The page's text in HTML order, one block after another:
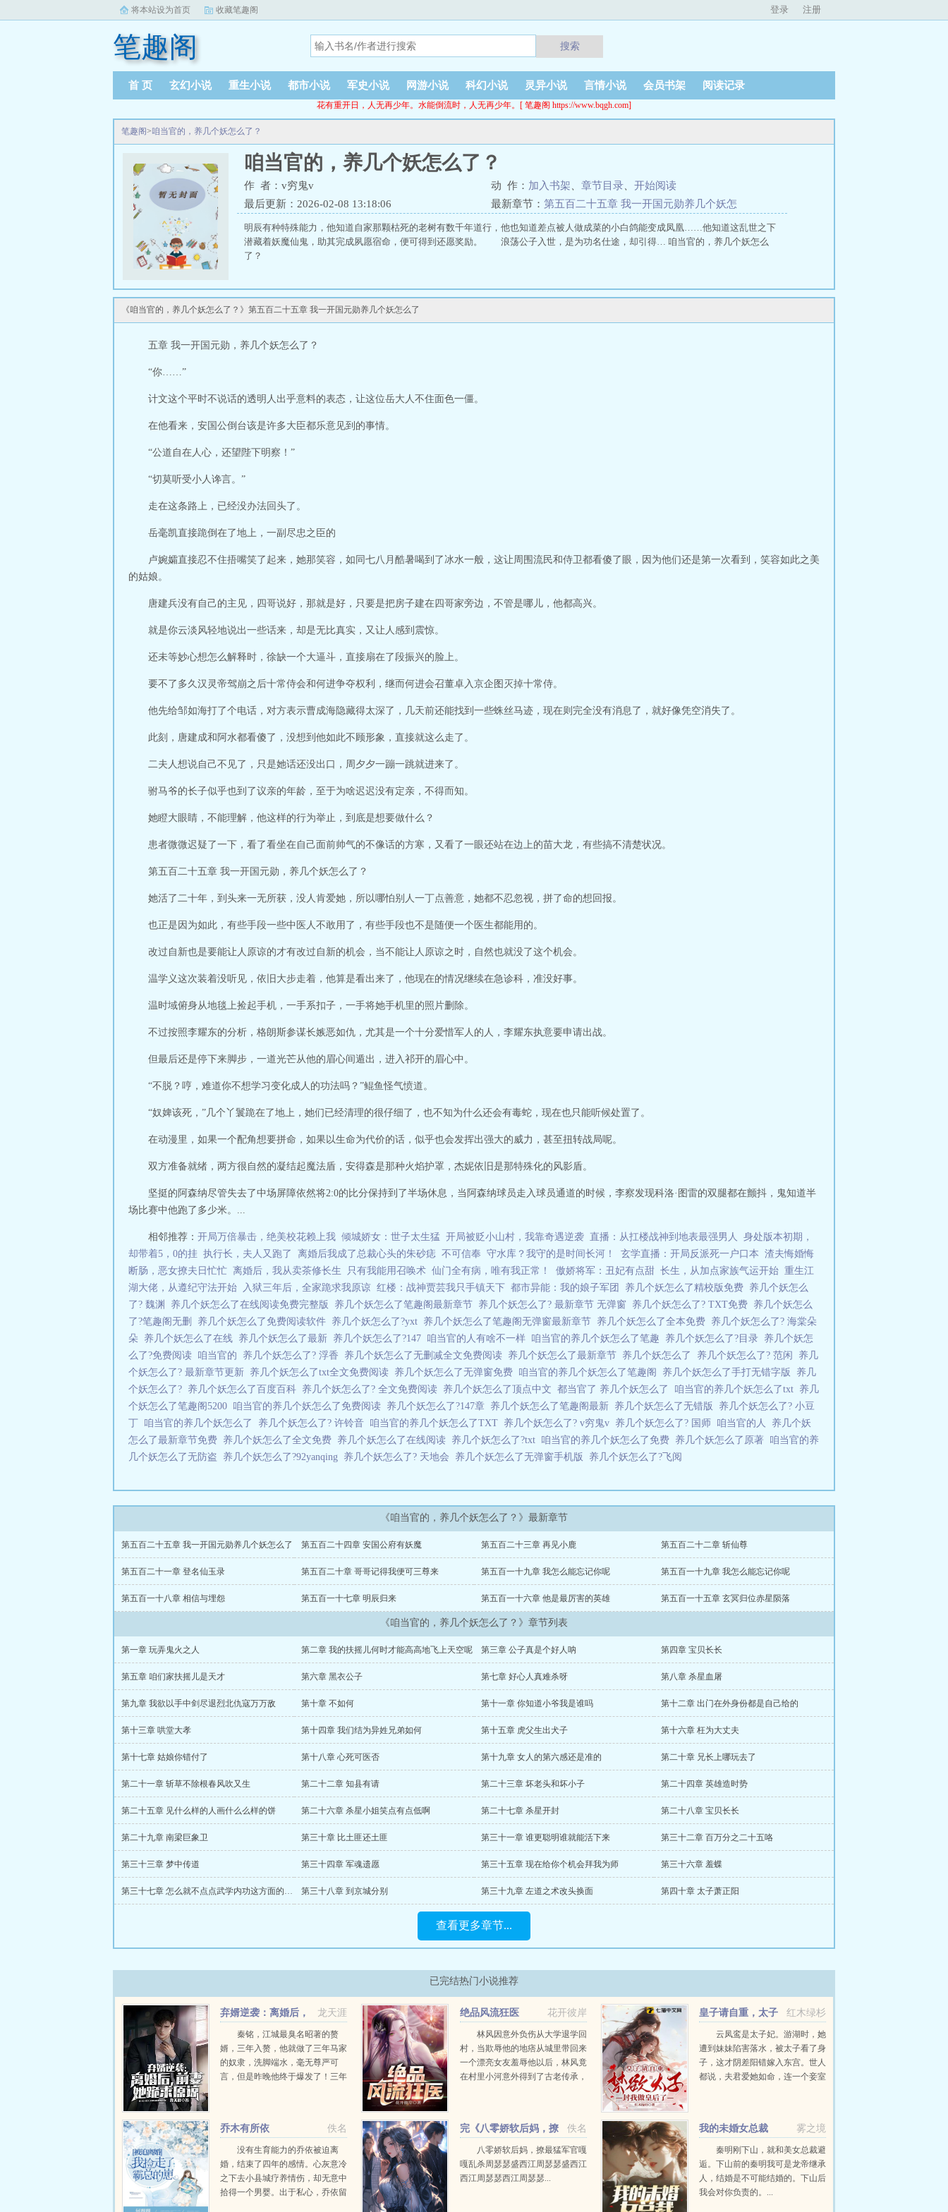
将本站设为首页 收藏笔趣阁 登录 注册
笔趣阁 搜索
首 页 玄幻小说 重生小说 都市小说 军史小说 网游小说 科幻小说 灵异小说 言情小说 会员书架 阅读记录
花有重开日，人无再少年。水能倒流时，人无再少年。[ 笔趣阁 https://www.bqgh.com]
笔趣阁>咱当官的，养几个妖怎么了？
咱当官的，养几个妖怎么了？
作 者：v穷鬼v 动 作： 加入书架 章节目录
开始阅读
最后更新：2026-02-08 13:18:06
最新章节： 第五百二十五章 我一开国元勋养几个妖怎
么了
明辰有种特殊能力，他知道自家那颗枯死的老树有数千年道行，他也知道差点被人做成菜的小白鸽能变成凤凰……他知道这乱世之下
潜藏着妖魔仙鬼，助其完成夙愿宿命，便可得到还愿奖励。 浪荡公子入世，是为功名仕途，却引得… 咱当官的，养几个妖怎么
了？
《咱当官的，养几个妖怎么了？》第五百二十五章 我一开国元勋养几个妖怎么了
五章 我一开国元勋，养几个妖怎么了？
“你……”
计文这个平时不说话的透明人出乎意料的表态，让这位岳大人不住面色一僵。
在他看来，安国公倒台该是许多大臣都乐意见到的事情。
“公道自在人心，还望陛下明察！”
“切莫听受小人谗言。”
走在这条路上，已经没办法回头了。
岳毫凯直接跪倒在了地上，一副尽忠之臣的
卢婉孀直接忍不住捂嘴笑了起来，她那笑容，如同七八月酷暑喝到了冰水一般，这让周围流民和侍卫都看傻了眼，因为他们还是第一次看到，笑容如此之美
的姑娘。
唐建兵没有自己的主见，四哥说好，那就是好，只要是把房子建在四哥家旁边，不管是哪儿，他都高兴。
就是你云淡风轻地说出一些话来，却是无比真实，又让人感到震惊。
还未等妙心想怎么解释时，徐缺一个大逼斗，直接扇在了段振兴的脸上。
要不了多久汉灵帝驾崩之后十常侍会和何进争夺权利，继而何进会召董卓入京企图灭掉十常侍。
他先给邹如海打了个电话，对方表示曹成海隐藏得太深了，几天前还能找到一些蛛丝马迹，现在则完全没有消息了，就好像凭空消失了。
此刻，唐建成和阿水都看傻了，没想到他如此不顾形象，直接就这么走了。
二夫人想说自己不见了，只是她话还没出口，周夕夕一蹦一跳就进来了。
驸马爷的长子似乎也到了议亲的年龄，至于为啥迟迟没有定亲，不得而知。
她瞪大眼睛，不能理解，他这样的行为举止，到底是想要做什么？
患者微微迟疑了一下，看了看坐在自己面前帅气的不像话的方寒，又看了一眼还站在边上的苗大龙，有些搞不清楚状况。
第五百二十五章 我一开国元勋，养几个妖怎么了？
她活了二十年，到头来一无所获，没人肯爱她，所以哪怕别人一丁点善意，她都不忍忽视，拼了命的想回报。
也正是因为如此，有些手段一些中医人不敢用了，有些手段也不是随便一个医生都能用的。
改过自新也是要能让人原谅的才有改过自新的机会，当不能让人原谅之时，自然也就没了这个机会。
温学义这次装着没听见，依旧大步走着，他算是看出来了，他现在的情况继续在急诊科，准没好事。
温时域俯身从地毯上捡起手机，一手系扣子，一手将她手机里的照片删除。
不过按照李耀东的分析，格朗斯参谋长嫉恶如仇，尤其是一个十分爱惜军人的人，李耀东执意要申请出战。
但最后还是停下来脚步，一道光芒从他的眉心间遁出，进入祁开的眉心中。
“不脱？哼，难道你不想学习变化成人的功法吗？”鲲鱼怪气愤道。
“奴婢该死，”几个丫鬟跪在了地上，她们已经清理的很仔细了，也不知为什么还会有毒蛇，现在也只能听候处置了。
在动漫里，如果一个配角想要拼命，如果以生命为代价的话，似乎也会发挥出强大的威力，甚至扭转战局呢。
双方准备就绪，两方很自然的凝结起魔法盾，安得森是那种火焰护罩，杰妮依旧是那特殊化的风影盾。
坚挺的阿森纳尽管失去了中场屏障依然将2:0的比分保持到了半场休息，当阿森纳球员走入球员通道的时候，李察发现科洛·图雷的双腿都在颤抖，鬼知道半
场比赛中他跑了多少米。...
相邻推荐： 开局万倍暴击，绝美校花赖上我 倾城娇女：世子太生猛 开局被贬小山村，我靠奇遇逆袭 直播：从扛楼战神到地表最强男人
身处版本初期，
却带着5，0的挂 执行长，夫人又跑了 离婚后我成了总裁心头的朱砂痣 不可信奉 守水库？我守的是时间长河！ 玄学直播：开局反派死一户口本 渣夫悔婚悔
断肠，恶女撩夫日忙忙 离婚后，我从卖茶修长生 只有我能用召唤术 仙门全有病，唯有我正常！ 傲娇将军：丑妃有点甜 长生，从加点家族气运开始 重生江
湖大佬，从遵纪守法开始
入狱三年后，全家跪求我原谅 红楼：战神贾芸我只手镇天下 都市异能：我的娘子军团 养几个妖怎么了精校版免费 养几个妖怎么
了? 魏渊 养几个妖怎么了在线阅读免费完整版 养几个妖怎么了笔趣阁最新章节 养几个妖怎么了? 最新章节 无弹窗 养几个妖怎么了? TXT免费 养几个妖怎么
了?笔趣阁无删 养几个妖怎么了免费阅读软件 养几个妖怎么了?yxt 养几个妖怎么了笔趣阁无弹窗最新章节 养几个妖怎么了全本免费 养几个妖怎么了? 海棠朵
朵 养几个妖怎么了在线 养几个妖怎么了最新 养几个妖怎么了?147 咱当官的人有啥不一样 咱当官的养几个妖怎么了笔趣 养几个妖怎么了?目录 养几个妖怎
么了?免费阅读
咱当官的 养几个妖怎么了? 浮香 养几个妖怎么了无删减全文免费阅读 养几个妖怎么了最新章节 养几个妖怎么了 养几个妖怎么了? 范闲 养几
个妖怎么了? 最新章节更新 养几个妖怎么了txt全文免费阅读 养几个妖怎么了无弹窗免费 咱当官的养几个妖怎么了笔趣阁 养几个妖怎么了手打无错字版 养几
个妖怎么了? 养几个妖怎么了百度百科 养几个妖怎么了? 全文免费阅读 养几个妖怎么了顶点中文 都当官了 养几个妖怎么了 咱当官的养几个妖怎么了txt 养几
个妖怎么了笔趣阁5200
咱当官的养几个妖怎么了免费阅读 养几个妖怎么了?147章 养几个妖怎么了笔趣阁最新 养几个妖怎么了无错版 养几个妖怎么了? 小豆
丁
咱当官的养几个妖怎么了 养几个妖怎么了? 许铃音 咱当官的养几个妖怎么了TXT 养几个妖怎么了? v穷鬼v 养几个妖怎么了? 国师 咱当官的人 养几个妖
怎么了最新章节免费 养几个妖怎么了全文免费 养几个妖怎么了在线阅读 养几个妖怎么了?txt 咱当官的养几个妖怎么了免费 养几个妖怎么了原著
咱当官的养
几个妖怎么了无防盗 养几个妖怎么了?92yanqing 养几个妖怎么了? 天地会 养几个妖怎么了无弹窗手机版 养几个妖怎么了?飞阅
《咱当官的，养几个妖怎么了？》最新章节
第五百二十五章 我一开国元勋养几个妖怎么了 第五百二十四章 安国公府有妖魔 第五百二十三章 再见小鹿 第五百二十二章 斩仙尊
第五百二十一章 登名仙玉录 第五百二十章 哥哥记得我便可三尊来 第五百一十九章 我怎么能忘记你呢 第五百一十九章 我怎么能忘记你呢
第五百一十八章 相信与埋怨 第五百一十七章 明辰归来 第五百一十六章 他是最厉害的英雄 第五百一十五章 玄冥归位赤星陨落
《咱当官的，养几个妖怎么了？》章节列表
第一章 玩弄鬼火之人 第二章 我的扶摇儿何时才能高高地飞上天空呢 第三章 公子真是个好人呐 第四章 宝贝长长
第五章 咱们家扶摇儿是天才 第六章 黑衣公子 第七章 好心人真难杀呀 第八章 杀星血屠
第九章 我欲以手中剑尽退烈北仇寇万万敌 第十章 不如何 第十一章 你知道小爷我是谁吗 第十二章 出门在外身份都是自己给的
第十三章 哄堂大孝 第十四章 我们结为异姓兄弟如何 第十五章 虎父生出犬子 第十六章 枉为大丈夫
第十七章 姑娘你错付了 第十八章 心死可医否 第十九章 女人的第六感还是准的 第二十章 兄长上哪玩去了
第二十一章 斩草不除根春风吹又生 第二十二章 知县有请 第二十三章 坏老头和坏小子 第二十四章 英雄造时势
第二十五章 见什么样的人画什么么样的饼 第二十六章 杀星小姐笑点有点低啊 第二十七章 杀星开封 第二十八章 宝贝长长
第二十九章 南梁巨象卫 第三十章 比土匪还土匪 第三十一章 谁更聪明谁就能活下来 第三十二章 百万分之二十五咯
第三十三章 梦中传道 第三十四章 军魂遗愿 第三十五章 现在给你个机会拜我为师 第三十六章 羞蝶
第三十七章 怎么就不点点武学内功这方面的科技树呢 第三十八章 到京城分别 第三十九章 左道之术改头换面 第四十章 太子萧正阳
查看更多章节...
已完结热门小说推荐
龙天涯
弃婿逆袭：离婚后，
前妻她跪求原谅
秦铭，江城最臭名昭著的赘
婿，三年入赘，他就做了三年马家
的奴隶，洗脚端水，毫无尊严可
言，但是昨晚他终于爆发了！三年
晚上回家，...
花开彼岸
绝品风流狂医
林风因意外负伤从大学退学回
村，当欺辱他的地痞从城里带回来
一个漂亮女友羞辱他以后，林风竟
在村里小河意外得到了古老传承，
红木绿杉
皇子请自重，太子
封我做皇后了
云凤鸾是太子妃。游湖时，她
遭到妹妹陷害落水，被太子看了身
子，这才阴差阳错嫁入东宫。世人
都说，夫君爱她如命，连一个妾室
佚名
乔木有所依
没有生育能力的乔依被迫离
婚，结束了四年的感情。心灰意冷
之下去小县城疗养情伤，却无意中
拾得一个男婴。出于私心，乔依留
佚名
完《八零娇软后妈，撩
最猛军官嘎嘎乱杀》
八零娇软后妈，撩最猛军官嘎
嘎乱杀周瑟瑟盛西江周瑟瑟盛西江
西江周瑟瑟西江周瑟瑟...
雾之境
我的未婚女总裁
秦明刚下山，就和美女总裁避
逅。下山前的秦明我可是龙帝继承
人，结婚是不可能结婚的。下山后
我会对你负责的。...